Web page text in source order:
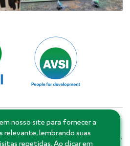
- Brasil | Filiais e escritórios:
Gerais, Pernambuco, Piauí,
nosso site para fornecer a
relevante, lembrando suas
repetidas. Ao clicar em